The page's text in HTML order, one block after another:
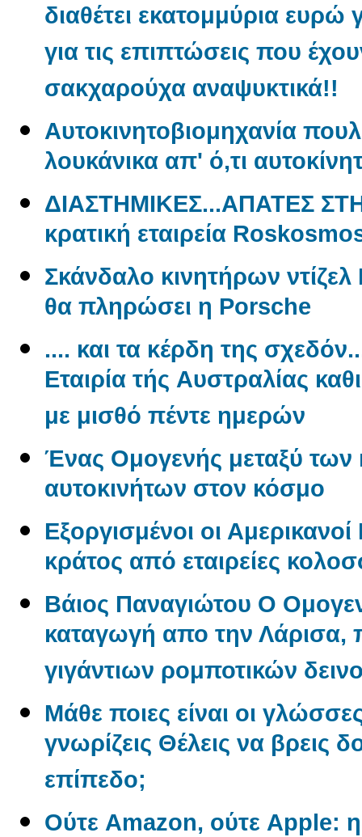
διαθέτει εκατομμύρια ευρώ
για τις επιπτώσεις που
σακχαρούχα αναψυκτικά!!
Aυτοκινητοβιομηχανία
λουκάνικα απ' ό,τι
ΔΙΑΣΤΗΜΙΚΕΣ...ΑΠΑΤΕΣ
κρατική εταιρεία
Σκάνδαλο κινητήρων
θα πληρώσει η Porsche
.... και τα κέρδη της
Εταιρία τής Aυστραλίας
με μισθό πέντε ημερών
Ένας Oμογενής μεταξύ
αυτοκινήτων στον κόσμο
Εξοργισμένοι οι
κράτος από εταιρείες
Βάιος Παναγιώτου O
καταγωγή απο την Λάρισα,
γιγάντιων ρομποτικών
Μάθε ποιες είναι οι
γνωρίζεις Θέλεις να βρεις
επίπεδο;
Ούτε Amazon, ούτε Apple: η